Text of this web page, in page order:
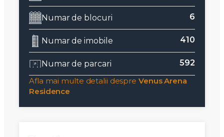
Numar de blocuri 6
Numar de imobile 410
Numar de parcari
592
Afla mai multe detalii despre Venus Arena
Residence